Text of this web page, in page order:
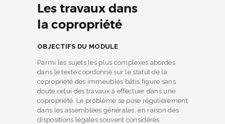
Les travaux dans
la copropriété
OBJECTIFS DU MODULE
Parmi les sujets les plus complexes abordés
dans le texte coordonné sur le statut de la
copropriété des immeubles bâtis figure sans
doute celui des travaux à effectuer dans une
copropriété. Le problème se pose régulièrement
dans les assemblées générales, en raison des
dispositions légales souvent considérés